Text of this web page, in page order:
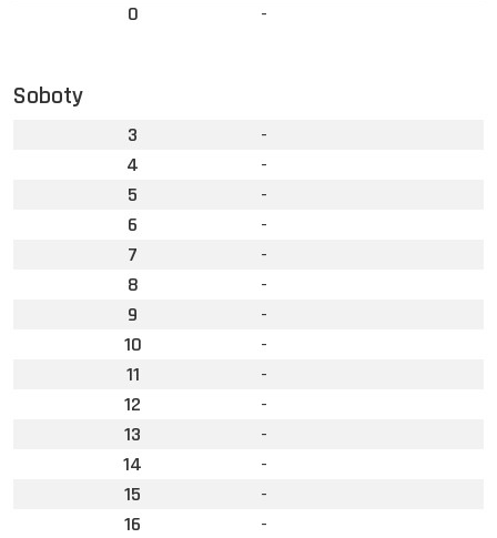
0
-
Soboty
3
-
4
-
5
-
6
-
7
-
8
-
9
-
10
-
11
-
12
-
13
-
14
-
15
-
16
-